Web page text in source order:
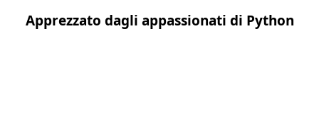
Apprezzato dagli appassionati di Python